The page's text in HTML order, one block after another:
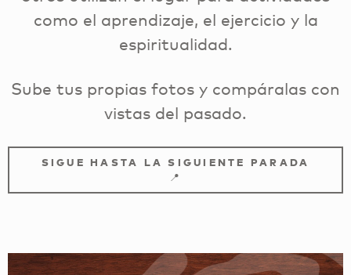
como el aprendizaje, el ejercicio y la
espiritualidad.
Sube tus propias fotos y compáralas con
vistas del pasado.
SIGUE HASTA LA SIGUIENTE PARADA
📍